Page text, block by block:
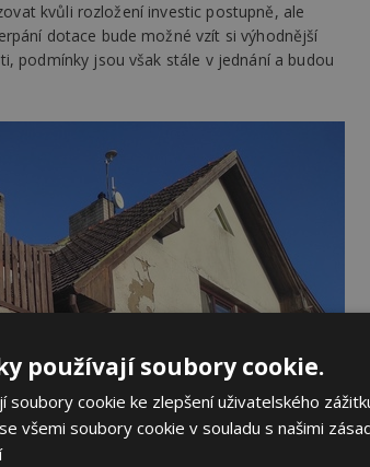
kvůli rozložení investic postupně, ale
dotace bude možné vzít si výhodnější
podmínky jsou však stále v jednání a budou
používají soubory cookie.
cookie ke zlepšení uživatelského
všemi soubory cookie v souladu s našimi